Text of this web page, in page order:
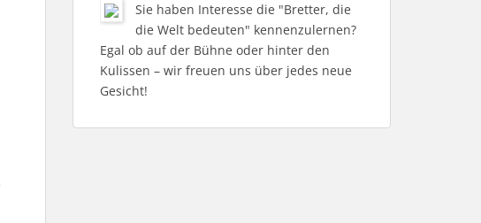
1993 – „Schweig, Bub!“
1993 – „Lauf doch nicht immer weg“
1992 – „Der kleine Muck“
1992 – „Der Engel, der immer zu spät
1981 – „Barfuß im Park“
1980 – „Boeing-Boeing“
1979 – „Sturm über dem Gipfel“ &
„Schule gestern – Schule morgen“
Sie haben Interesse die "Bretter, die
die Welt bedeuten" kennenzulernen?
Egal ob auf der Bühne oder hinter den
Kulissen – wir freuen uns über jedes neue
Gesicht!